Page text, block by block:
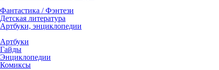
Фантастика / Фэнтези
Детская литература
Артбуки, энциклопедии
Артбуки
Гайды
Энциклопедии
Комиксы